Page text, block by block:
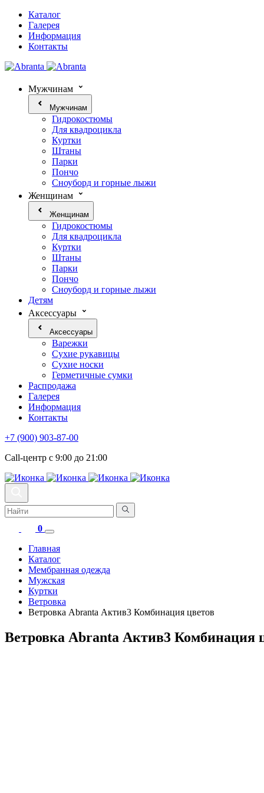
Каталог
Галерея
Информация
Контакты
Мужчинам
Мужчинам
Гидрокостюмы
Для квадроцикла
Куртки
Штаны
Парки
Пончо
Сноуборд и горные лыжи
Женщинам
Женщинам
Гидрокостюмы
Для квадроцикла
Куртки
Штаны
Парки
Пончо
Сноуборд и горные лыжи
Детям
Аксессуары
Аксессуары
Варежки
Сухие рукавицы
Сухие носки
Герметичные сумки
Распродажа
Галерея
Информация
Контакты
+7 (900) 903-87-00
Call-центр с 9:00 до 21:00
0
Главная
Каталог
Мембранная одежда
Мужская
Куртки
Ветровка
Ветровка Abranta Актив3 Комбинация цветов
Ветровка Abranta Актив3 Комбинация